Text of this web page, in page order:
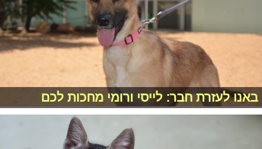
באנו לעזרת חבר: לייסי ורומי מחכות לכם